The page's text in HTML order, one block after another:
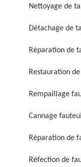
chaise et
Rénovation de
Nettoyage de
Détachage de
Réparation de
Restauration
Rempaillage
Cannage
Réparation de
Réfection de